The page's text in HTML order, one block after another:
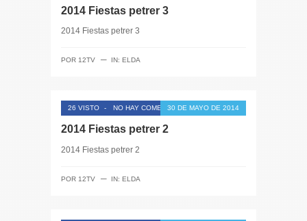
2014 Fiestas petrer 3
2014 Fiestas petrer 3
POR 12TV ─ IN: ELDA
26 VISTO - NO HAY COMENTARIOS30 DE MAYO DE 2014
2014 Fiestas petrer 2
2014 Fiestas petrer 2
POR 12TV ─ IN: ELDA